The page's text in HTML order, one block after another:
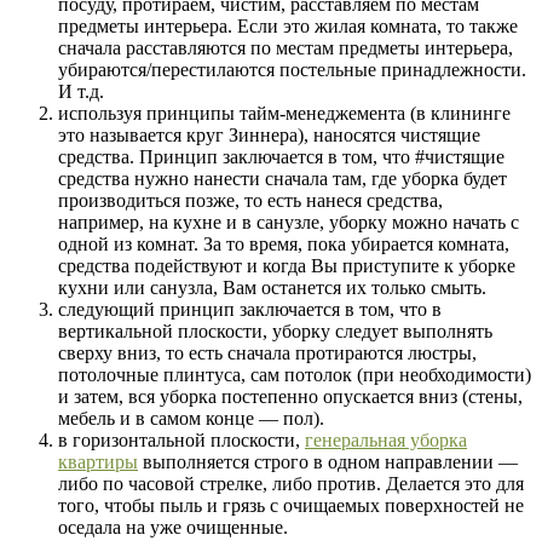
предметы интерьера. Если это жилая комната, то также
сначала расставляются по местам предметы интерьера,
убираются/перестилаются постельные принадлежности.
И т.д.
используя принципы тайм-менеджемента (в клининге
это называется круг Зиннера), наносятся чистящие
средства. Принцип заключается в том, что #чистящие
средства нужно нанести сначала там, где уборка будет
производиться позже, то есть нанеся средства,
например, на кухне и в санузле, уборку можно начать с
одной из комнат. За то время, пока убирается комната,
средства подействуют и когда Вы приступите к уборке
кухни или санузла, Вам останется их только смыть.
следующий принцип заключается в том, что в
вертикальной плоскости, уборку следует выполнять
сверху вниз, то есть сначала протираются люстры,
потолочные плинтуса, сам потолок (при необходимости)
и затем, вся уборка постепенно опускается вниз (стены,
мебель и в самом конце — пол).
в горизонтальной плоскости, генеральная уборка
квартиры выполняется строго в одном направлении —
либо по часовой стрелке, либо против. Делается это для
того, чтобы пыль и грязь с очищаемых поверхностей не
оседала на уже очищенные.